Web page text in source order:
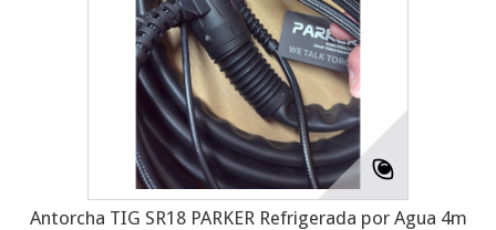
Antorcha TIG SR18 PARKER Refrigerada por Agua 4m